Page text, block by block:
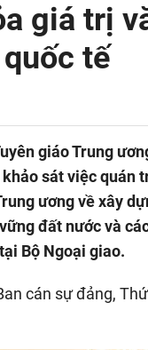
giá trị
tế
giáo Trung
sát việc quán
ương về xây
đất nước và
Bộ Ngoại giao.
cán sự đảng,